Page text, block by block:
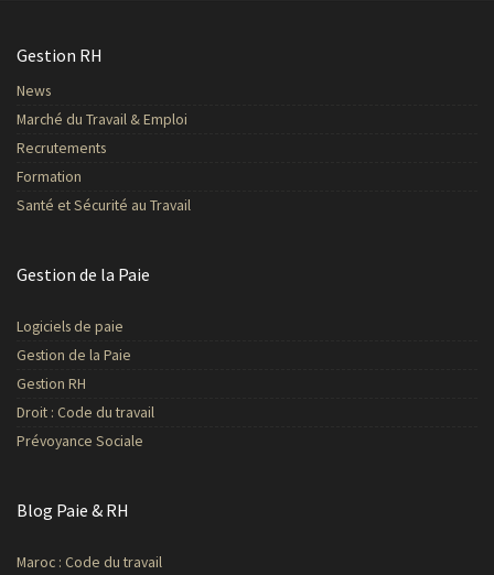
Gestion RH
News
Marché du Travail & Emploi
Recrutements
Formation
Santé et Sécurité au Travail
Gestion de la Paie
Logiciels de paie
Gestion de la Paie
Gestion RH
Droit : Code du travail
Prévoyance Sociale
Blog Paie & RH
Maroc : Code du travail